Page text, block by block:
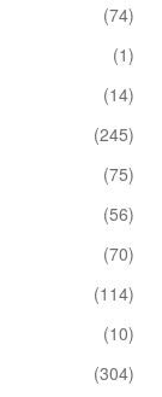
(74)
(1)
(14)
(245)
(75)
(56)
(70)
(114)
(10)
(304)